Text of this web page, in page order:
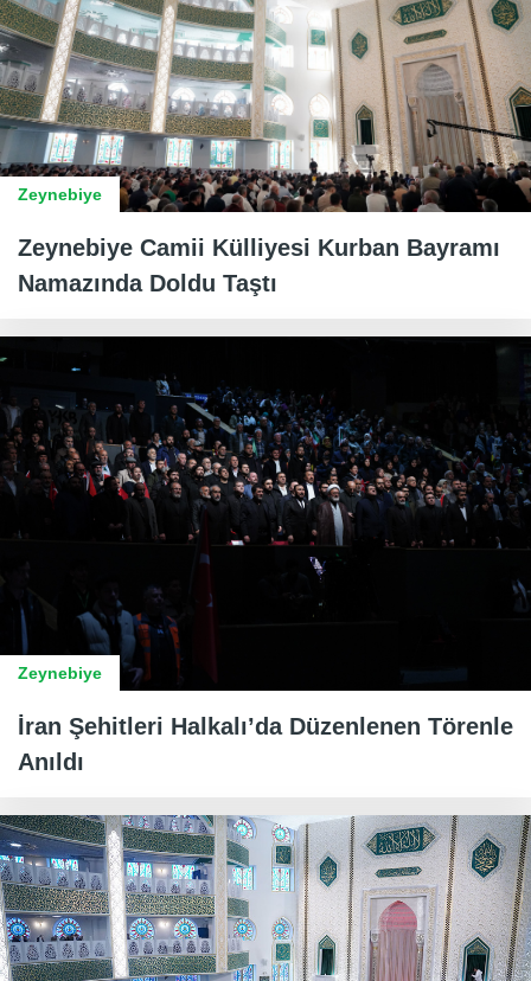
Zeynebiye
Zeynebiye Camii Külliyesi Kurban Bayramı
Namazında Doldu Taştı
Zeynebiye
İran Şehitleri Halkalı’da Düzenlenen Törenle
Anıldı